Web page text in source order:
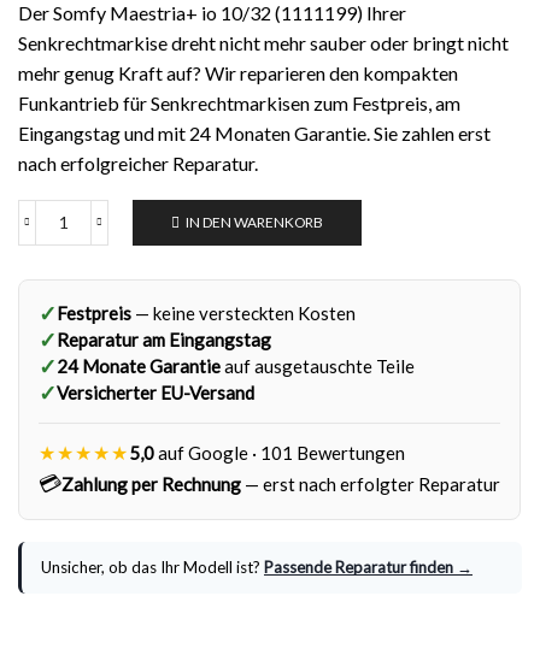
Der Somfy Maestria+ io 10/32 (1111199) Ihrer
Senkrechtmarkise dreht nicht mehr sauber oder bringt nicht
mehr genug Kraft auf? Wir reparieren den kompakten
Funkantrieb für Senkrechtmarkisen zum Festpreis, am
Eingangstag und mit 24 Monaten Garantie. Sie zahlen erst
nach erfolgreicher Reparatur.
IN DEN WARENKORB
✓Festpreis — keine versteckten Kosten
✓Reparatur am Eingangstag
✓24 Monate Garantieauf ausgetauschte Teile
✓Versicherter EU-Versand
★★★★★5,0auf Google · 101 Bewertungen
💳Zahlung per Rechnung — erst nach erfolgter Reparatur
Unsicher, ob das Ihr Modell ist? Passende Reparatur finden →